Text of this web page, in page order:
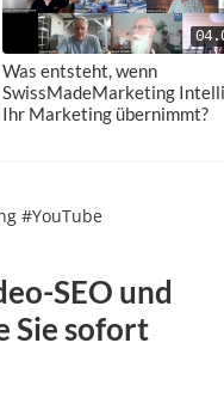
Was entsteht, wenn
SwissMadeMarketing
Ihr Marketing übernimmt?
#YouTube
SEO und
Sie sofort